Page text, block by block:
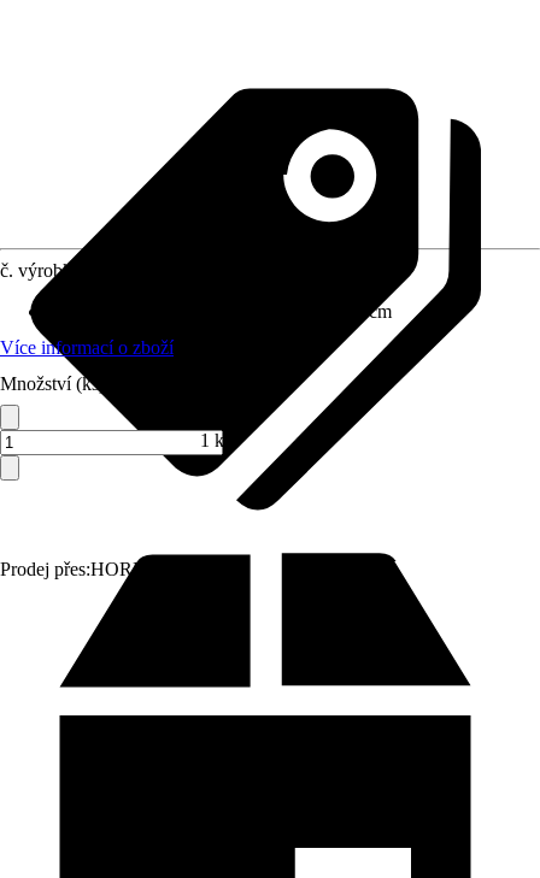
Prodej přes:HORNBACH
č. výrobku
110 cm x 85 cm x 60 cm
Více informací o zboží
Množství (ks)
1 ks